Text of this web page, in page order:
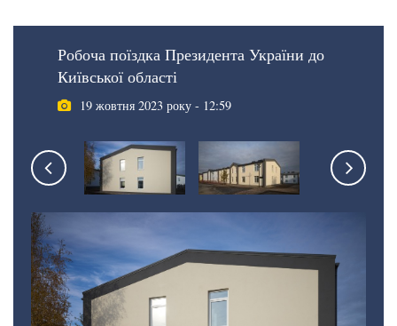
Робоча поїздка Президента України до
Київської області
19 жовтня 2023 року - 12:59